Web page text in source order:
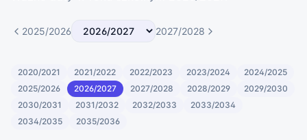
2025/2026 2027/2028
2020/2021 2021/2022 2022/2023 2023/2024
2024/2025
2025/2026
2026/2027 2027/2028 2028/2029
2029/2030
2030/2031
2031/2032 2032/2033
2033/2034
2034/2035
2035/2036